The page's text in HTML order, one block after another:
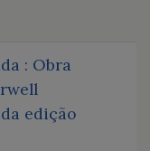
: Obra
edição